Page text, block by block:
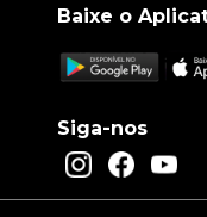
Baixe o
Siga-nos